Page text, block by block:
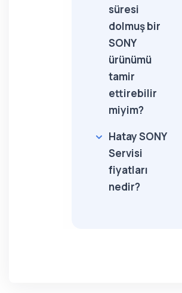
süresi
dolmuş bir
SONY
ürünümü
tamir
ettirebilir
miyim?
Hatay SONY
Servisi
fiyatları
nedir?